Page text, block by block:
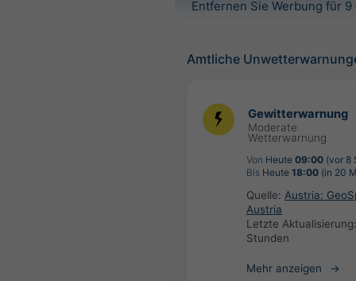
Entfernen Sie Werbung für
Amtliche
Gewitterwarnung
Moderate
Wetterwarnung
Von Heute 09:00 (vor 8
Bis Heute 18:00 (in 20
Quelle: Austria:
Austria
Letzte
Stunden
Mehr anzeigen